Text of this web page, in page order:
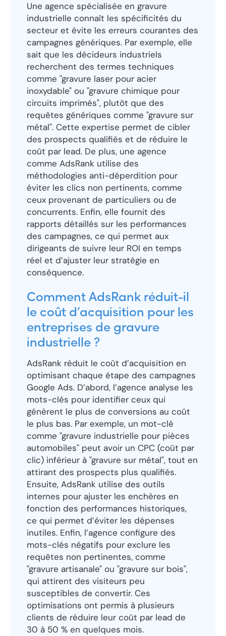
Une agence spécialisée en gravure
industrielle connaît les spécificités du
secteur et évite les erreurs courantes des
campagnes génériques. Par exemple, elle
sait que les décideurs industriels
recherchent des termes techniques
comme "gravure laser pour acier
inoxydable" ou "gravure chimique pour
circuits imprimés", plutôt que des
requêtes génériques comme "gravure sur
métal". Cette expertise permet de cibler
des prospects qualifiés et de réduire le
coût par lead. De plus, une agence
comme AdsRank utilise des
méthodologies anti-déperdition pour
éviter les clics non pertinents, comme
ceux provenant de particuliers ou de
concurrents. Enfin, elle fournit des
rapports détaillés sur les performances
des campagnes, ce qui permet aux
dirigeants de suivre leur ROI en temps
réel et d’ajuster leur stratégie en
conséquence.
Comment AdsRank réduit-il
le coût d’acquisition pour les
entreprises de gravure
industrielle ?
AdsRank réduit le coût d’acquisition en
optimisant chaque étape des campagnes
Google Ads. D’abord, l’agence analyse les
mots-clés pour identifier ceux qui
génèrent le plus de conversions au coût
le plus bas. Par exemple, un mot-clé
comme "gravure industrielle pour pièces
automobiles" peut avoir un CPC (coût par
clic) inférieur à "gravure sur métal", tout en
attirant des prospects plus qualifiés.
Ensuite, AdsRank utilise des outils
internes pour ajuster les enchères en
fonction des performances historiques,
ce qui permet d’éviter les dépenses
inutiles. Enfin, l’agence configure des
mots-clés négatifs pour exclure les
requêtes non pertinentes, comme
"gravure artisanale" ou "gravure sur bois",
qui attirent des visiteurs peu
susceptibles de convertir. Ces
optimisations ont permis à plusieurs
clients de réduire leur coût par lead de
30 à 50 % en quelques mois.